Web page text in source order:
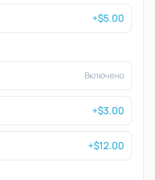
+$5.00
Включено
+$3.00
+$12.00